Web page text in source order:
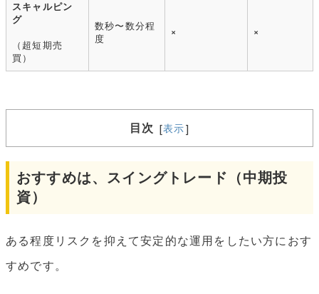
スキャルピン
グ
（超短期売
買）
数秒〜数分程
度
× ×
目次 [表示]
おすすめは、スイングトレード（中期投
資）
ある程度リスクを抑えて安定的な運用をしたい方におす
すめです。